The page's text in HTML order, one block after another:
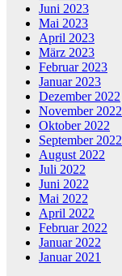
Juni 2023
Mai 2023
April 2023
März 2023
Februar 2023
Januar 2023
Dezember 2022
November 2022
Oktober 2022
September 2022
August 2022
Juli 2022
Juni 2022
Mai 2022
April 2022
Februar 2022
Januar 2022
Januar 2021